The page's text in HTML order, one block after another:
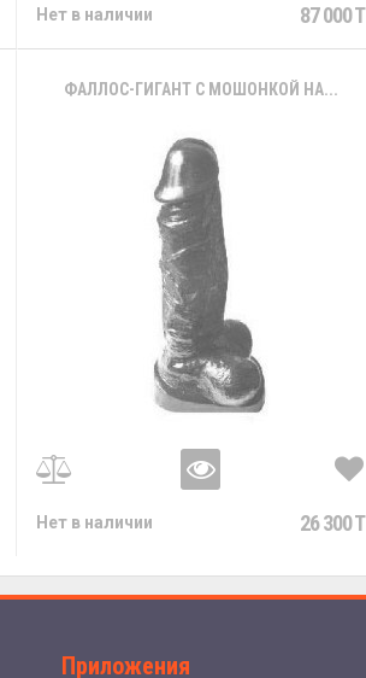
Нет в наличии 87 000 T
ФАЛЛОС-ГИГАНТ С МОШОНКОЙ НА...
Нет в наличии 26 300 T
Приложения